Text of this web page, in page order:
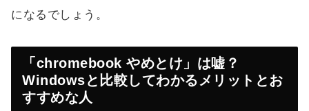
になるでしょう。
「chromebook やめとけ」は嘘？
Windowsと比較してわかるメリットとお
すすめな人